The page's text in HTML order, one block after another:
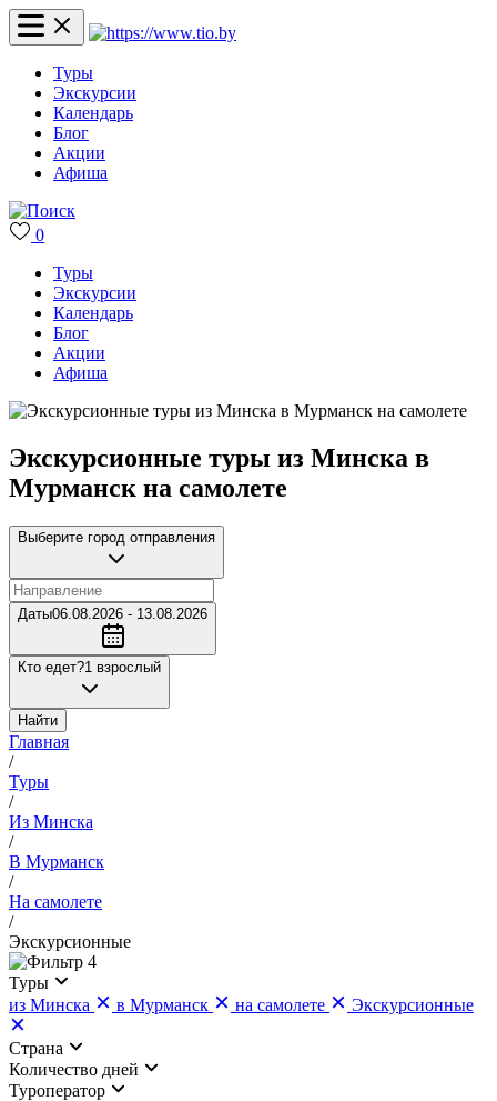
Туры
Экскурсии
Календарь
Блог
Акции
Афиша
0
Туры
Экскурсии
Календарь
Блог
Акции
Афиша
Экскурсионные туры из Минска в
Мурманск на самолете
Выберите город отправления
Даты06.08.2026 - 13.08.2026
Кто едет?1 взрослый
Найти
Главная
/
Туры
/
Из Минска
/
В Мурманск
/
На самолете
/
Экскурсионные
4
Туры
из Минска
в Мурманск на самолете Экскурсионные
Страна
Количество дней
Туроператор